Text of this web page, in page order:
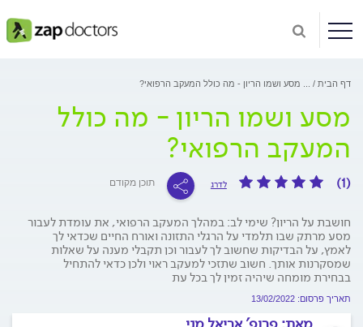
דף הבית מסע ושמו הריון - מה כולל המעקב הרפואי?
מסע ושמו הריון - מה כולל
המעקב הרפואי?
(1) לדרג תוכן מקודם
חושבת על הריון? שימי לב: במהלך המעקב הרפואי, את עומדת לעבור
מסע מרתק שבו תלמדי על הרגלי התזונה ואורח החיים שכדאי לך
לאמץ, על הבדיקות שחשוב לך לעבור וכן תקבלי מענה על שאלות
שמסקרנות אותך. חשוב שתזכי למעקב ראוי ולכן כדאי להתחיל
בבחירת מומחה שיהיה זמין לך בכל עת
תאריך פרסום: 13/02/2022